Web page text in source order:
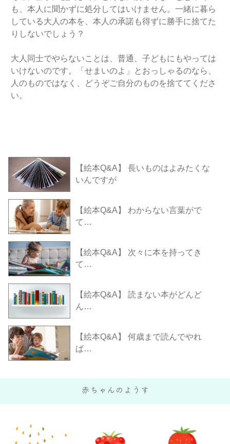
も、本人に聞かずに処分してはいけません。一緒に暮ら
している大人の本を、本人の承諾も得ずに勝手に捨てた
りしないでしょう？
大人同士でやらないことは、普通、子どもにもやっては
いけないのです。「せまいのよ」とおっしゃるのなら、
人のものではなく、どうぞご自分のものを捨ててくださ
い。
【絵本Q&A】 長いものはよみたくな
いんですが
【絵本Q&A】 わからない言葉がで
て…
【絵本Q&A】 次々に本を持ってき
て…
【絵本Q&A】 読まない本がどんど
ん…
【絵本Q&A】 何歳まで読んでやれ
ば…